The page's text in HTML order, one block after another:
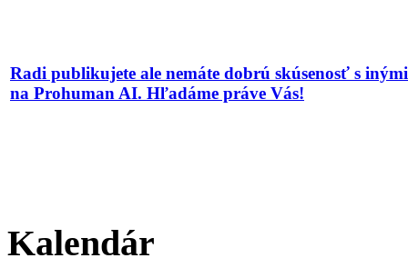
Radi publikujete ale nemáte dobrú skúsenosť s
na Prohuman AI. Hľadáme práve Vás!
Kalendár